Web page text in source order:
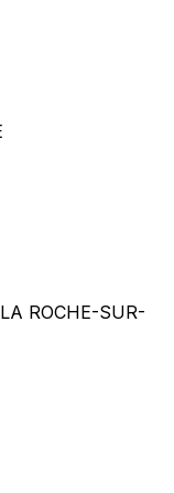
ROCHE-SUR-